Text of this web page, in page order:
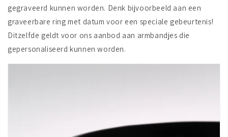
gegraveerd kunnen worden. Denk bijvoorbeeld aan een
graveerbare ring met datum voor een speciale gebeurtenis!
Ditzelfde geldt voor ons aanbod aan armbandjes die
gepersonaliseerd kunnen worden.